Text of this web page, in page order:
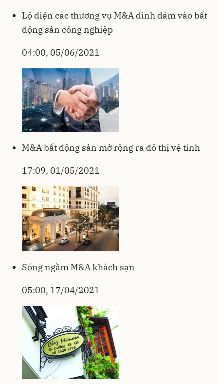
Lộ diện các thương vụ M&A đình đám vào bất
động sản công nghiệp
04:00, 05/06/2021
M&A bất động sản mở rộng ra đô thị vệ tinh
17:09, 01/05/2021
Sóng ngầm M&A khách sạn
05:00, 17/04/2021